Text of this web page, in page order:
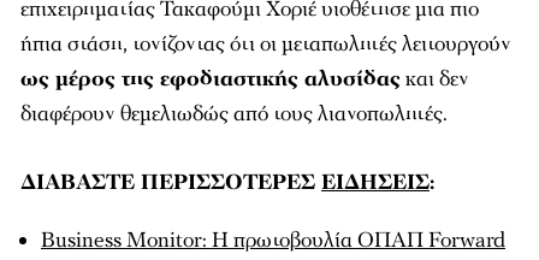
επιχειρηματίας Τακαφούμι Χοριέ υιοθέτησε μια πιο
ήπια στάση, τονίζοντας ότι οι μεταπωλητές λειτουργούν
ως μέρος της εφοδιαστικής αλυσίδαςκαι δεν
διαφέρουν θεμελιωδώς από τους λιανοπωλητές.
ΔΙΑΒΑΣΤΕ ΠΕΡΙΣΣΟΤΕΡΕΣ ΕΙΔΗΣΕΙΣ:
Business Monitor: H πρωτοβουλία ΟΠΑΠ Forward